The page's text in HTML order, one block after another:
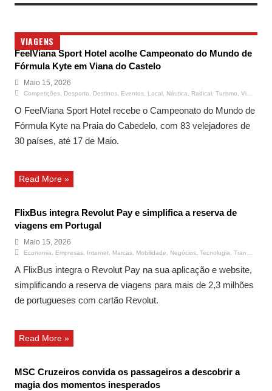
VIAGENS
FeelViana Sport Hotel acolhe Campeonato do Mundo de
Fórmula Kyte em Viana do Castelo
Maio 15, 2026
Competições Desporto Destinos Eventos Local Náutica Radical Turismo Viagens
O FeelViana Sport Hotel recebe o Campeonato do Mundo de
Fórmula Kyte na Praia do Cabedelo, com 83 velejadores de
30 países, até 17 de Maio.
Read More »
FlixBus integra Revolut Pay e simplifica a reserva de
viagens em Portugal
Maio 15, 2026
Economia Empresas Internet Marcas Mobilidade Negócios Tecnologia Transportes
A FlixBus integra o Revolut Pay na sua aplicação e website,
simplificando a reserva de viagens para mais de 2,3 milhões
de portugueses com cartão Revolut.
Read More »
MSC Cruzeiros convida os passageiros a descobrir a
magia dos momentos inesperados